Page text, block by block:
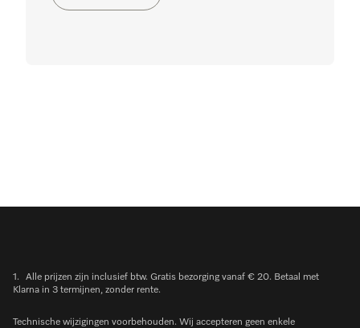
1.
Alle prijzen zijn inclusief btw. Gratis bezorging vanaf € 20. Betaal met
Klarna in 3 termijnen, zonder rente.
Technische wijzigingen voorbehouden. Wij accepteren geen enkele